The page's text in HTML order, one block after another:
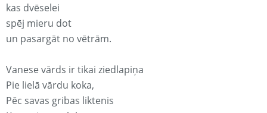
kas dvēselei
spēj mieru dot
un pasargāt no vētrām.
Vanese vārds ir tikai ziedlapiņa
Pie lielā vārdu koka,
Pēc savas gribas liktenis